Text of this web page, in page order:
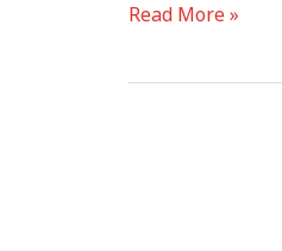
Read More »